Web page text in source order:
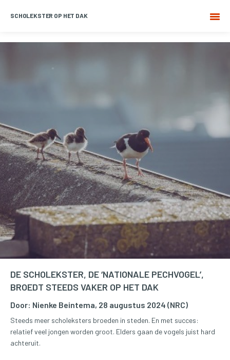
SCHOLEKSTER OP HET DAK
DE SCHOLEKSTER, DE ‘NATIONALE PECHVOGEL’,
BROEDT STEEDS VAKER OP HET DAK
Door: Nienke Beintema, 28 augustus 2024 (NRC)
Steeds meer scholeksters broeden in steden. En met succes:
relatief veel jongen worden groot. Elders gaan de vogels juist hard
achteruit.